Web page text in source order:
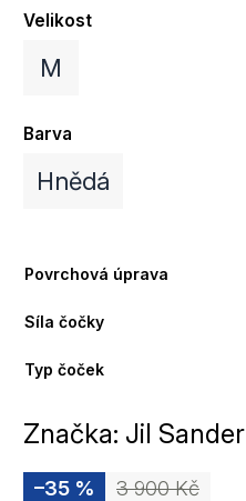
Velikost
M
Barva
Hnědá
Povrchová úprava
Síla čočky
Typ čoček
Značka: Jil Sander
3 900 Kč
–35 %